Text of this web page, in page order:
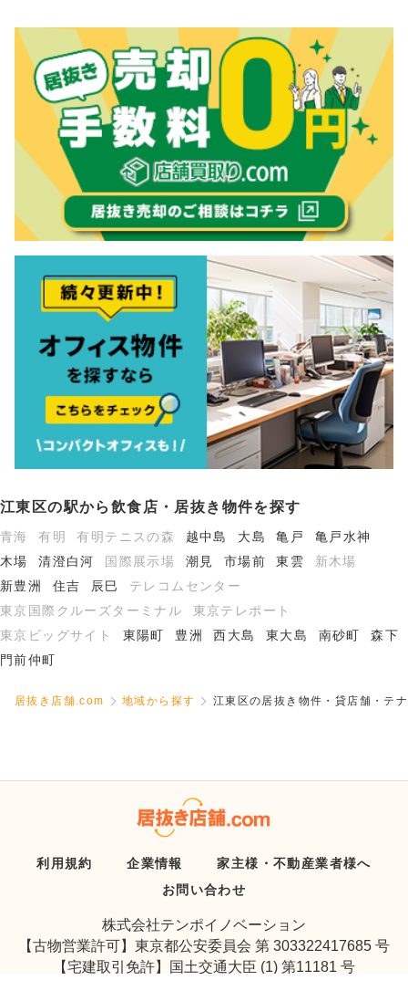
江東区の駅から飲食店・居抜き物件を探す
青海 有明 有明テニスの森 越中島 大島 亀戸
亀戸水神
木場
清澄白河 国際展示場 潮見 市場前 東雲
新木場
新豊洲
住吉 辰巳
テレコムセンター
東京国際クルーズターミナル
東京テレポート
東京ビッグサイト
東陽町 豊洲 西大島 東大島 南砂町
森下
門前仲町
居抜き店舗.com 地域から探す 江東区の居抜き物件・貸店舗・テ
利用規約 企業情報
家主様・不動産業者様へ
お問い合わせ
株式会社テンポイノベーション
【古物営業許可】東京都公安委員会 第 303322417685 号
【宅建取引免許】国土交通大臣 (1) 第11181 号